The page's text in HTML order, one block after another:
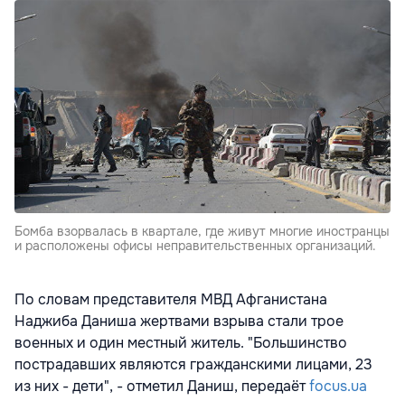
Бомба взорвалась в квартале, где живут многие иностранцы
и расположены офисы неправительственных организаций.
По словам представителя МВД Афганистана
Наджиба Даниша жертвами взрыва стали трое
военных и один местный житель. "Большинство
пострадавших являются гражданскими лицами, 23
из них - дети", - отметил Даниш, передаётfocus.ua